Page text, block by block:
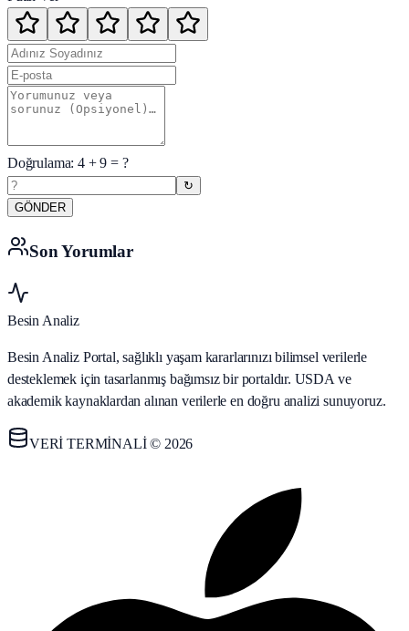
Doğrulama:4+9 = ?
↻
GÖNDER
Son Yorumlar
Besin Analiz
Besin Analiz Portal, sağlıklı yaşam kararlarınızı bilimsel verilerle
desteklemek için tasarlanmış bağımsız bir portaldır. USDA ve
akademik kaynaklardan alınan verilerle en doğru analizi sunuyoruz.
VERİ TERMİNALİ © 2026